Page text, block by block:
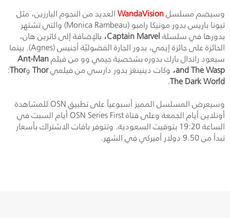
وسيضم مسلسلWandaVisionالعديد من النجوم البارزين، مثل
تيونا باريس بدور مونيكا رامبو(Monica Rambeau)والتي تشتهر
بدورها في سلسلةCaptain Marvel،بالإضافة إلى كاثرين هان،
الحائزة على جائزة إيمي، بدور الجارة الفضوليّة أجنيس(Agnes). بينما
سيعود راندال بارك بدوره بشخصية جيمي وو من فيلمAnt-Man
and The Wasp،وكات دينينغز بدور دارسي من فيلميThorوThor
:
The Dark World
.
وسيعرض المسلسل المميز أسبوعياً على تطبيقOSNللمشاهدة
أونلاين أيام الجمعة وعلى قناةOSN Series Firstأيام السبت في
الساعة 19:20 بتوقيت السعودية. وتتوفر باقات الاشتراك بأسعار
تبدأ من 9.50 دولار أميركي في الشهر.